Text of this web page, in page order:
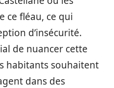
ce fléau, ce qui
d’insécurité.
de nuancer cette
habitants souhaitent
dans des